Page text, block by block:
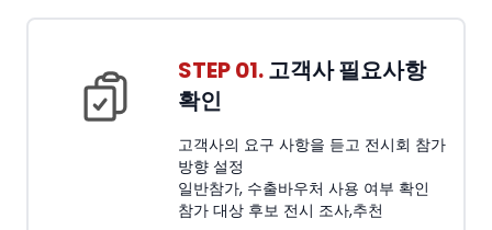
STEP 01.고객사 필요사항
확인
고객사의 요구 사항을 듣고 전시회 참가
방향 설정
일반참가, 수출바우처 사용 여부 확인
참가 대상 후보 전시 조사,추천